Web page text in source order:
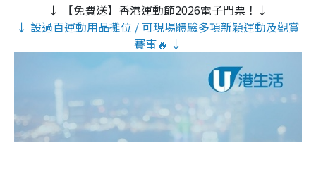
↓ 【免費送】香港運動節2026電子門票！↓
↓ 設過百運動用品攤位 / 可現場體驗多項新穎運動及觀賞
賽事🔥 ↓